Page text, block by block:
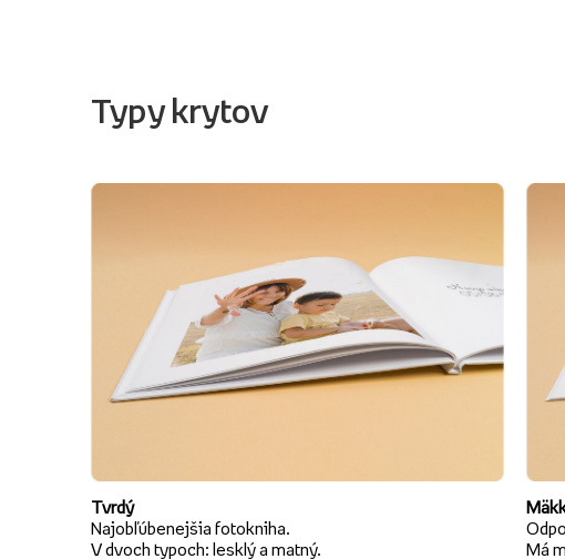
Typy krytov
Tvrdý
Najobľúbenejšia fotokniha.
V dvoch typoch: lesklý a matný.
Má